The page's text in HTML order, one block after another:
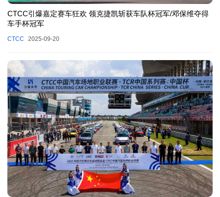
CTCC引爆嘉定赛车狂欢 领克捷凯斩获车队杯冠军/邓保维夺得
车手杯冠军
CTCC 2025-09-20